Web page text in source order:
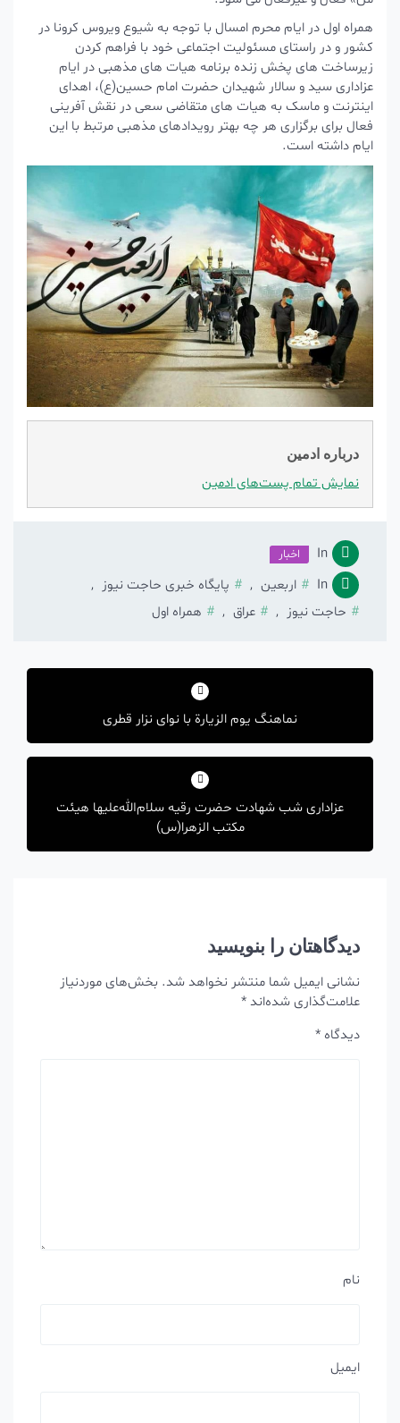
همراه اول در ایام محرم امسال با توجه به شیوع ویروس کرونا در
کشور و در راستای مسئولیت اجتماعی خود با فراهم کردن
زیرساخت های پخش زنده برنامه هیات های مذهبی در ایام
عزاداری سید و سالار شهیدان حضرت امام حسین(ع)، اهدای
اینترنت و ماسک به هیات های متقاضی سعی در نقش آفرینی
فعال برای برگزاری هر چه بهتر رویدادهای مذهبی مرتبط با این
ایام داشته است.
درباره ادمین
نمایش تمام پست‌های ادمین
In اخبار
In اربعین , پایگاه خبری حاجت نیوز ,
حاجت نیوز , عراق , همراه اول
راهبری
نماهنگ یوم الزیارة با نوای نزار قطری
عزاداری شب شهادت حضرت رقیه سلام‌الله‌علیها هیئت
مکتب الزهرا(س)
دیدگاهتان را بنویسید
نشانی ایمیل شما منتشر نخواهد شد. بخش‌های موردنیاز
علامت‌گذاری شده‌اند*
دیدگاه *
نام
ایمیل